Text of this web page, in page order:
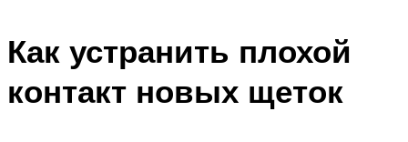
Как устранить плохой
контакт новых щеток